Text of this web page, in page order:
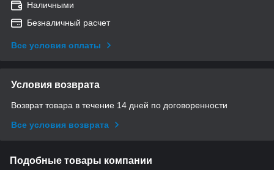
Наличными
Безналичный расчет
Все условия оплаты
Условия возврата
Возврат товара в течение 14 дней по договоренности
Все условия возврата
Подобные товары компании